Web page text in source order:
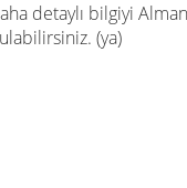
detaylı bilgiyi
(ya)